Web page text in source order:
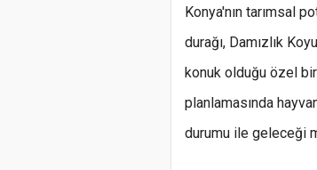
Konya'nın tarımsal
durağı, Damızlık
konuk olduğu özel
planlamasında
durumu ile geleceği